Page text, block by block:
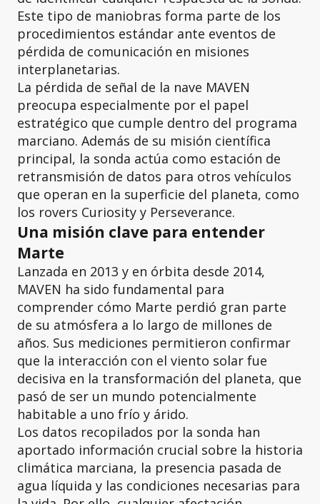
Este tipo de maniobras forma parte de los
procedimientos estándar ante eventos de
pérdida de comunicación en misiones
interplanetarias.
La pérdida de señal de la nave MAVEN
preocupa especialmente por el papel
estratégico que cumple dentro del programa
marciano. Además de su misión científica
principal, la sonda actúa como estación de
retransmisión de datos para otros vehículos
que operan en la superficie del planeta, como
los rovers Curiosity y Perseverance.
Una misión clave para entender
Marte
Lanzada en 2013 y en órbita desde 2014,
MAVEN ha sido fundamental para
comprender cómo Marte perdió gran parte
de su atmósfera a lo largo de millones de
años. Sus mediciones permitieron confirmar
que la interacción con el viento solar fue
decisiva en la transformación del planeta, que
pasó de ser un mundo potencialmente
habitable a uno frío y árido.
Los datos recopilados por la sonda han
aportado información crucial sobre la historia
climática marciana, la presencia pasada de
agua líquida y las condiciones necesarias para